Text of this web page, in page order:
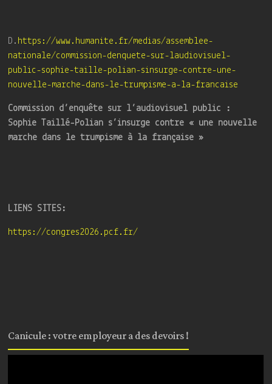
D. https://www.humanite.fr/medias/assemblee-
nationale/commission-denquete-sur-laudiovisuel-
public-sophie-taille-polian-sinsurge-contre-une-
nouvelle-marche-dans-le-trumpisme-a-la-francaise
Commission d’enquête sur l’audiovisuel public :
Sophie Taillé-Polian s’insurge contre « une nouvelle
marche dans le trumpisme à la française »
LIENS SITES:
https://congres2026.pcf.fr/
Canicule : votre employeur a des devoirs !